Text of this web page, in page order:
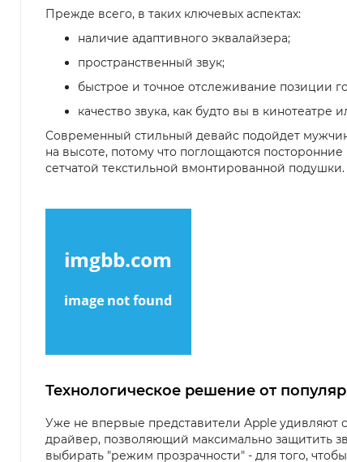
Прежде всего, в таких ключевых аспектах:
наличие адаптивного эквалайзера;
пространственный звук;
быстрое и точное отслеживание позиции
качество звука, как будто вы в кинотеатре
Современный стильный девайс подойдет
на высоте, потому что поглощаются
сетчатой текстильной вмонтированной подушки.
Технологическое решение от
Уже не впервые представители Apple удивляют
драйвер, позволяющий максимально защитить
выбирать "режим прозрачности" - для того,